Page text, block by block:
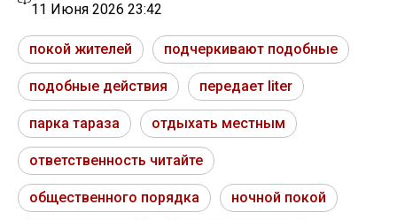
11 Июня 2026 23:42
покой жителей подчеркивают подобные
подобные действия передает liter
парка тараза отдыхать местным
ответственность читайте
общественного порядка ночной покой